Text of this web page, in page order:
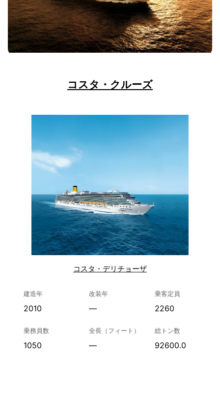
コスタ・クルーズ
コスタ・デリチョーザ
建造年
2010
改装年
—
乗客定員
2260
乗務員数
1050
全長（フィート）
—
総トン数
92600.0